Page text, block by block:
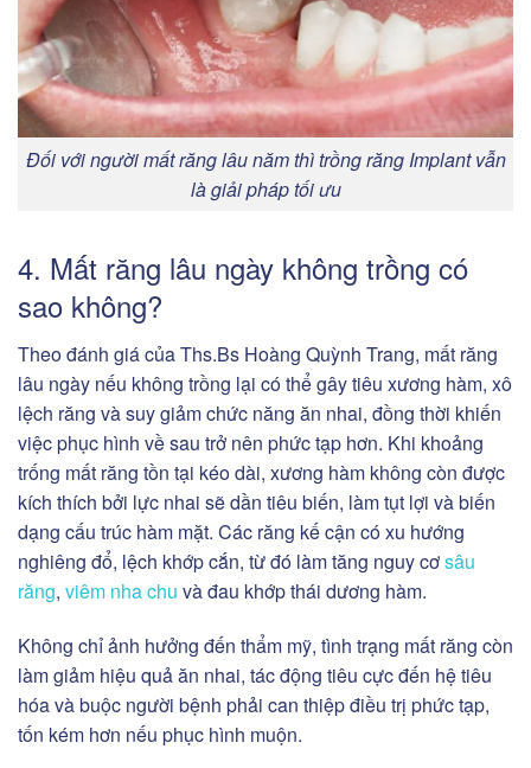
Đối với người mất răng lâu năm thì trồng răng Implant vẫn
là giải pháp tối ưu
4. Mất răng lâu ngày không trồng có
sao không?
Theo đánh giá của Ths.Bs Hoàng Quỳnh Trang, mất răng
lâu ngày nếu không trồng lại có thể gây tiêu xương hàm, xô
lệch răng và suy giảm chức năng ăn nhai, đồng thời khiến
việc phục hình về sau trở nên phức tạp hơn. Khi khoảng
trống mất răng tồn tại kéo dài, xương hàm không còn được
kích thích bởi lực nhai sẽ dần tiêu biến, làm tụt lợi và biến
dạng cấu trúc hàm mặt. Các răng kế cận có xu hướng
nghiêng đổ, lệch khớp cắn, từ đó làm tăng nguy cơsâu
răng, viêm nha chu và đau khớp thái dương hàm.
Không chỉ ảnh hưởng đến thẩm mỹ, tình trạng mất răng còn
làm giảm hiệu quả ăn nhai, tác động tiêu cực đến hệ tiêu
hóa và buộc người bệnh phải can thiệp điều trị phức tạp,
tốn kém hơn nếu phục hình muộn.